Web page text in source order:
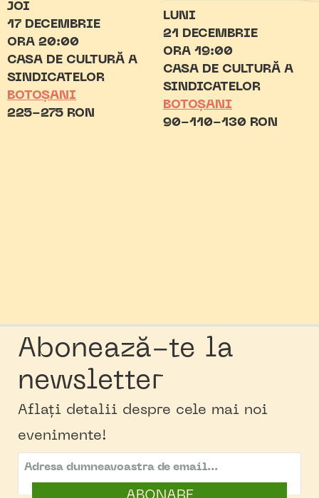
JOI
17 DECEMBRIE
ORA 20:00
CASA DE CULTURĂ A
SINDICATELOR
BOTOȘANI
225-275 RON
LUNI
21 DECEMBRIE
ORA 19:00
CASA DE CULTURĂ A
SINDICATELOR
BOTOȘANI
90-110-130 RON
Abonează-te la
newsletter
Aflați detalii despre cele mai noi
evenimente!